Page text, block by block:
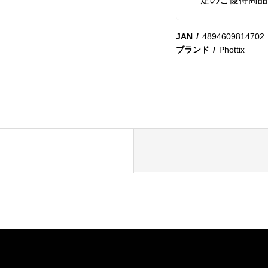
JAN
4894609814702
ブランド
Phottix